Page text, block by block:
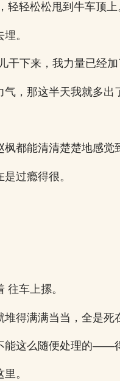
轻轻松松甩到牛车顶上
。
干下来，我力量已经加
，那这半天我就多出
枫都能清清楚楚地感
过瘾得很。
往车上摞。
得满满当当，全是死
能这么随便处理的——
。